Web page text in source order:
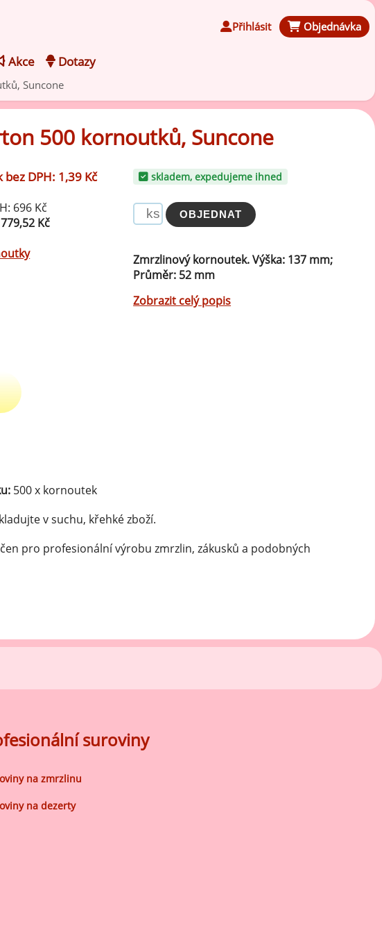
Suncone
Čokoládové ochucovací pasty
Speciální ochucovací pasty
Kávové ochucovací pasty
Akce Dotazy
Přihlásit Objednávka
500 kornoutků, Suncone
DPH: 1,39 Kč
696 Kč
Kč
skladem, expedujeme ihned
Zmrzlinový kornoutek. Výška: 137 mm;
Průměr: 52 mm
Zobrazit celý popis
500 x kornoutek
v suchu, křehké zboží.
pro profesionální výrobu zmrzlin, zákusků a podobných
suroviny
na zmrzlinu
na dezerty